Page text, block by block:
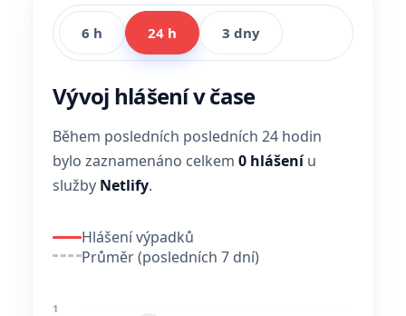
6 h 24 h 3 dny
Vývoj hlášení v čase
Během posledních posledních 24 hodin
bylo zaznamenáno celkem 0 hlášeníu
služby Netlify.
Hlášení výpadků
Průměr (posledních 7 dní)
1